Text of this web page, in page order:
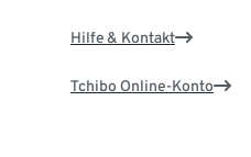
Hilfe & Kontakt
Tchibo Online-Konto